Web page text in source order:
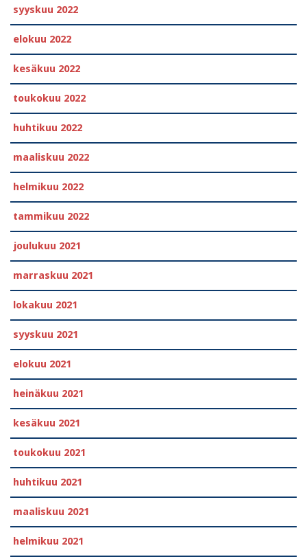
syyskuu 2022
elokuu 2022
kesäkuu 2022
toukokuu 2022
huhtikuu 2022
maaliskuu 2022
helmikuu 2022
tammikuu 2022
joulukuu 2021
marraskuu 2021
lokakuu 2021
syyskuu 2021
elokuu 2021
heinäkuu 2021
kesäkuu 2021
toukokuu 2021
huhtikuu 2021
maaliskuu 2021
helmikuu 2021